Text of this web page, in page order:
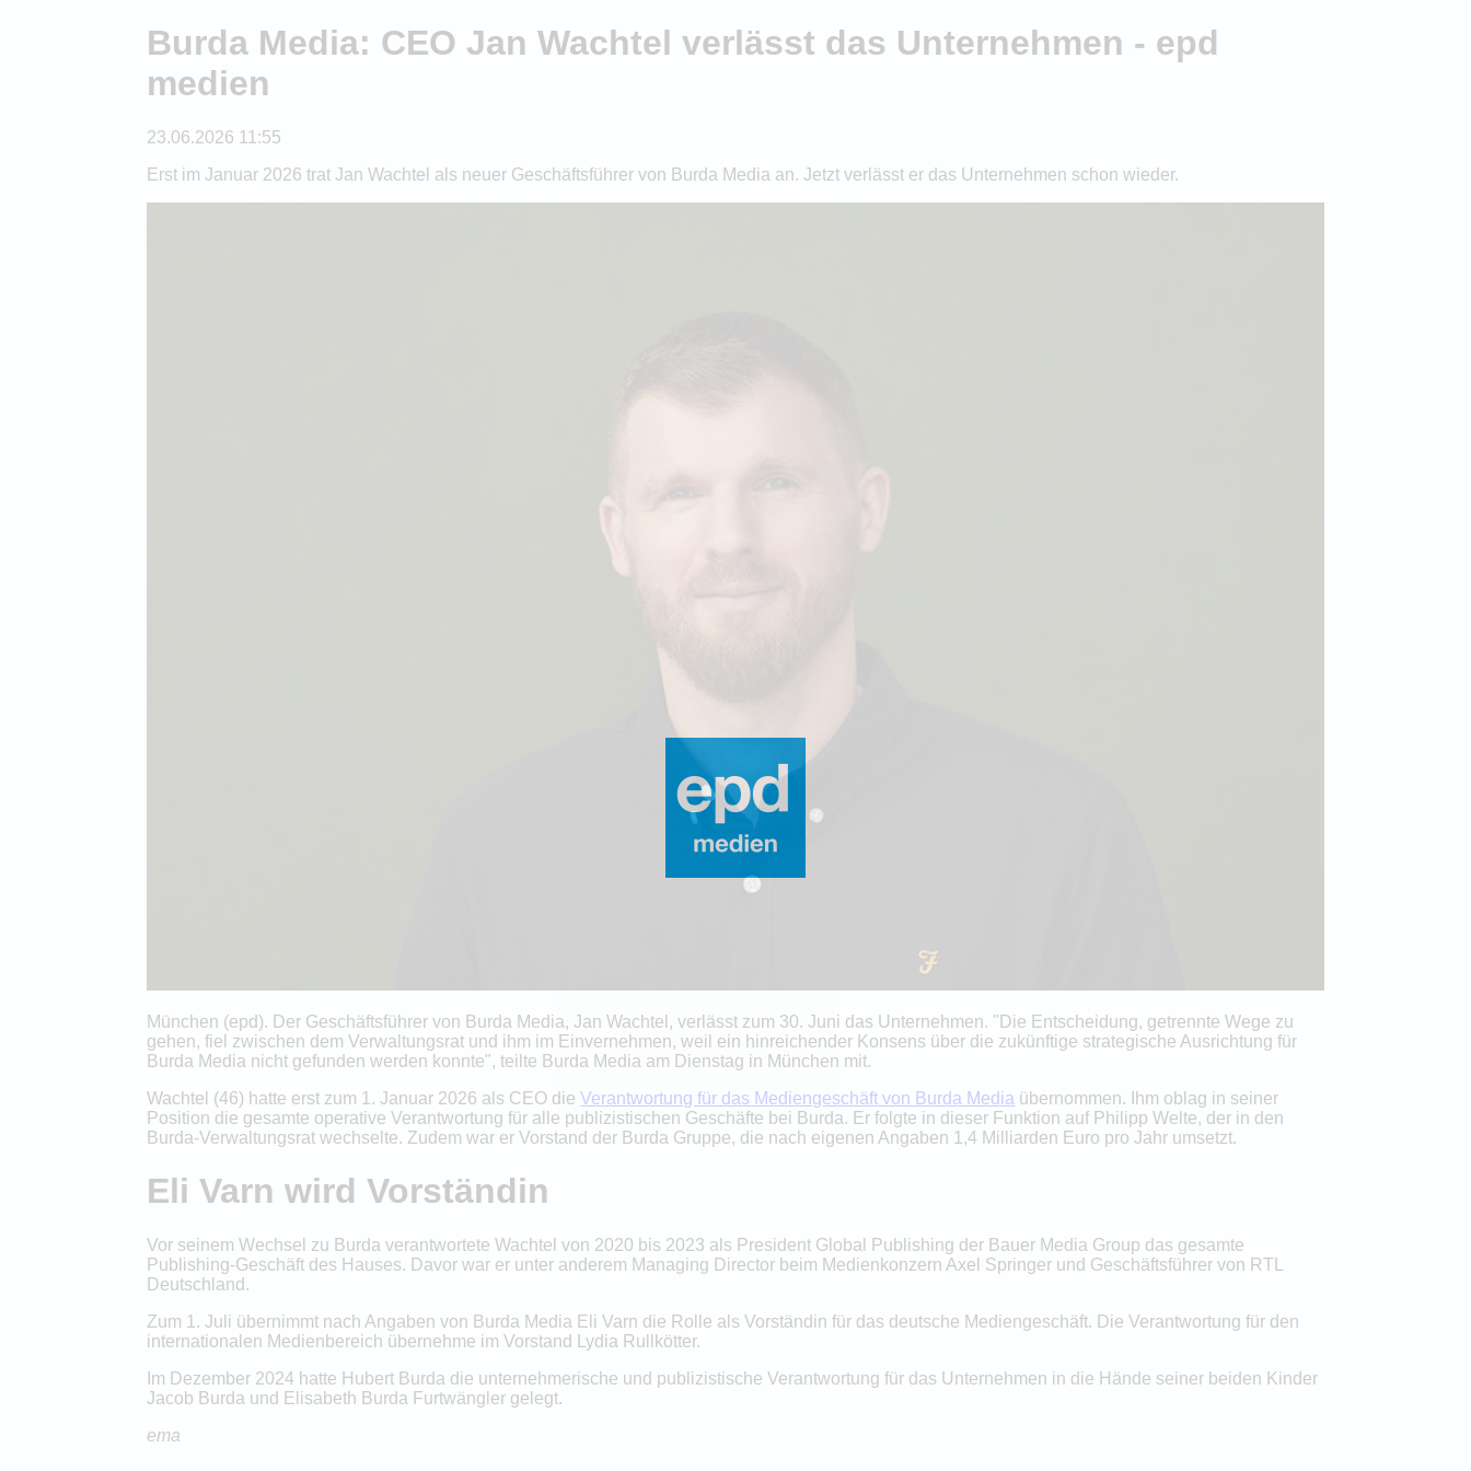
Burda Media: CEO Jan Wachtel verlässt das Unternehmen - epd
medien
23.06.2026 11:55
Erst im Januar 2026 trat Jan Wachtel als neuer Geschäftsführer von Burda Media an. Jetzt verlässt er das Unternehmen schon wieder.
München (epd). Der Geschäftsführer von Burda Media, Jan Wachtel, verlässt zum 30. Juni das Unternehmen. "Die Entscheidung, getrennte Wege zu
gehen, fiel zwischen dem Verwaltungsrat und ihm im Einvernehmen, weil ein hinreichender Konsens über die zukünftige strategische Ausrichtung für
Burda Media nicht gefunden werden konnte", teilte Burda Media am Dienstag in München mit.
Wachtel (46) hatte erst zum 1. Januar 2026 als CEO dieVerantwortung für das Mediengeschäft von Burda Media übernommen. Ihm oblag in seiner
Position die gesamte operative Verantwortung für alle publizistischen Geschäfte bei Burda. Er folgte in dieser Funktion auf Philipp Welte, der in den
Burda-Verwaltungsrat wechselte. Zudem war er Vorstand der Burda Gruppe, die nach eigenen Angaben 1,4 Milliarden Euro pro Jahr umsetzt.
Eli Varn wird Vorständin
Vor seinem Wechsel zu Burda verantwortete Wachtel von 2020 bis 2023 als President Global Publishing der Bauer Media Group das gesamte
Publishing-Geschäft des Hauses. Davor war er unter anderem Managing Director beim Medienkonzern Axel Springer und Geschäftsführer von RTL
Deutschland.
Zum 1. Juli übernimmt nach Angaben von Burda Media Eli Varn die Rolle als Vorständin für das deutsche Mediengeschäft. Die Verantwortung für den
internationalen Medienbereich übernehme im Vorstand Lydia Rullkötter.
Im Dezember 2024 hatte Hubert Burda die unternehmerische und publizistische Verantwortung für das Unternehmen in die Hände seiner beiden Kinder
Jacob Burda und Elisabeth Burda Furtwängler gelegt.
ema